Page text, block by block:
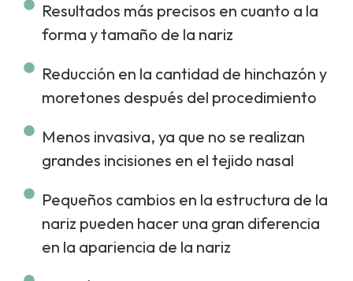
Resultados más precisos en cuanto a la
forma y tamaño de la nariz
Reducción en la cantidad de hinchazón y
moretones después del procedimiento
Menos invasiva, ya que no se realizan
grandes incisiones en el tejido nasal
Pequeños cambios en la estructura de la
nariz pueden hacer una gran diferencia
en la apariencia de la nariz